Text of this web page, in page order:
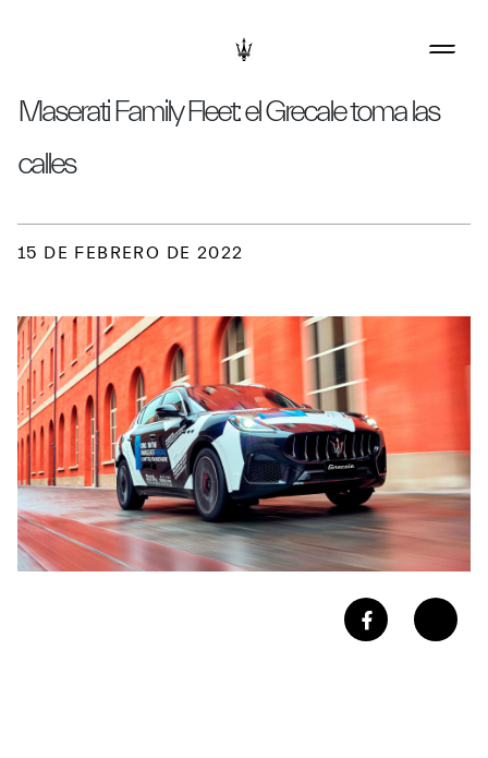
Maserati Family Fleet: el Grecale toma las
calles
15 DE FEBRERO DE 2022